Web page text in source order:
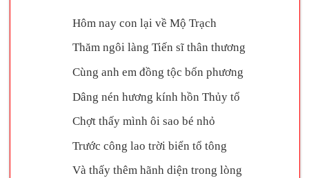
Hôm nay con lại về Mộ Trạch
Thăm ngôi làng Tiến sĩ thân thương
Cùng anh em đồng tộc bốn phương
Dâng nén hương kính hồn Thủy tổ
Chợt thấy mình ôi sao bé nhỏ
Trước công lao trời biển tổ tông
Và thấy thêm hãnh diện trong lòng